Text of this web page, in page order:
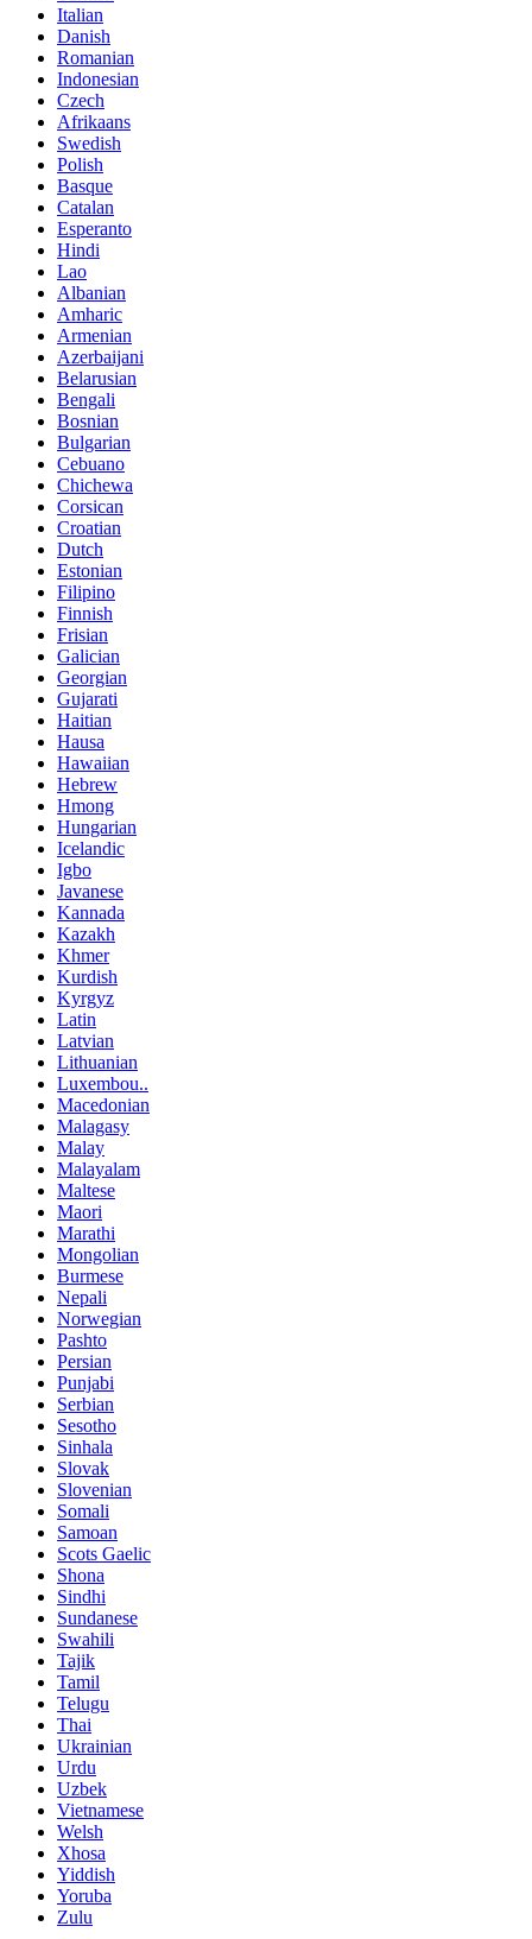
Italian
Danish
Romanian
Indonesian
Czech
Afrikaans
Swedish
Polish
Basque
Catalan
Esperanto
Hindi
Lao
Albanian
Amharic
Armenian
Azerbaijani
Belarusian
Bengali
Bosnian
Bulgarian
Cebuano
Chichewa
Corsican
Croatian
Dutch
Estonian
Filipino
Finnish
Frisian
Galician
Georgian
Gujarati
Haitian
Hausa
Hawaiian
Hebrew
Hmong
Hungarian
Icelandic
Igbo
Javanese
Kannada
Kazakh
Khmer
Kurdish
Kyrgyz
Latin
Latvian
Lithuanian
Luxembou..
Macedonian
Malagasy
Malay
Malayalam
Maltese
Maori
Marathi
Mongolian
Burmese
Nepali
Norwegian
Pashto
Persian
Punjabi
Serbian
Sesotho
Sinhala
Slovak
Slovenian
Somali
Samoan
Scots Gaelic
Shona
Sindhi
Sundanese
Swahili
Tajik
Tamil
Telugu
Thai
Ukrainian
Urdu
Uzbek
Vietnamese
Welsh
Xhosa
Yiddish
Yoruba
Zulu